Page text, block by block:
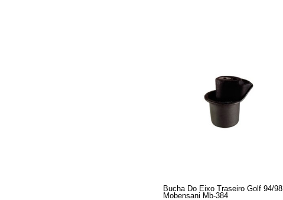
Bucha Do Eixo Traseiro Golf 94/98
Mobensani Mb-384